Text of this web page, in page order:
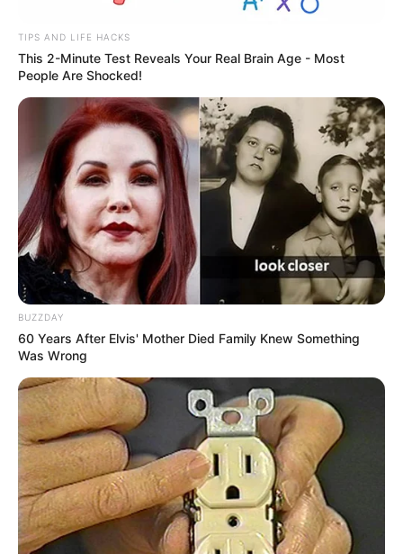
TIPS AND LIFE HACKS
This 2-Minute Test Reveals Your Real Brain Age - Most
People Are Shocked!
BUZZDAY
60 Years After Elvis' Mother Died Family Knew Something
Was Wrong